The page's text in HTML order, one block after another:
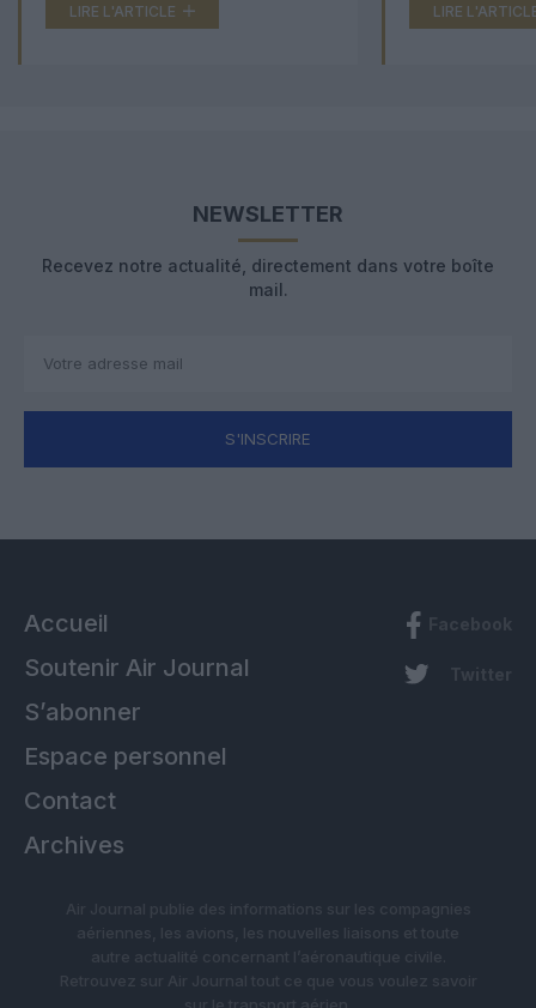
LIRE L'ARTICLE LIRE
NEWSLETTER
Recevez notre actualité, directement dans votre boîte
mail.
S'INSCRIRE
Accueil
Soutenir Air Journal
S’abonner
Espace personnel
Contact
Archives